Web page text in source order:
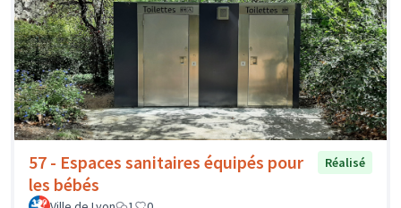
57 - Espaces sanitaires équipés pour
les bébés
Réalisé